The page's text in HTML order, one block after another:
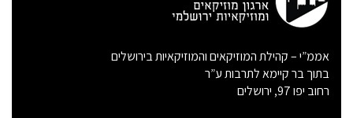
אממ”י – קהילת המוזיקאים והמוזיקאיות בירושלים
בתוך בר קיימא לתרבות ע”ר
רחוב יפו 97, ירושלים